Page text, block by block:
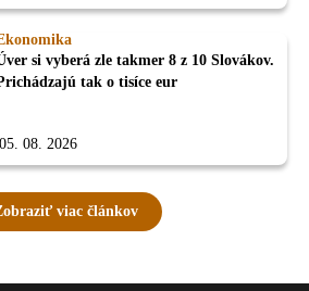
si vyberá zle takmer 8 z 10 Slovákov.
tak o tisíce eur
05. 08. 2026
viac článkov